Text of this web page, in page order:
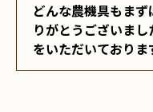
どんな農機具もま
りがとうございま
をいただいておりま